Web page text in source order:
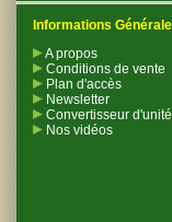
Informations
A propos
Conditions de vente
Plan d'accès
Newsletter
Convertisseur
Nos vidéos